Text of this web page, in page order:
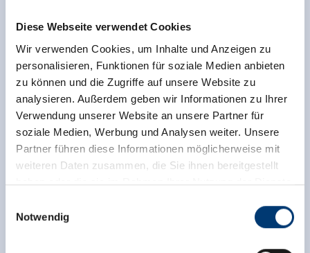
Diese Webseite verwendet Cookies
Wir verwenden Cookies, um Inhalte und Anzeigen zu
personalisieren, Funktionen für soziale Medien anbieten
zu können und die Zugriffe auf unsere Website zu
analysieren. Außerdem geben wir Informationen zu Ihrer
Verwendung unserer Website an unsere Partner für
soziale Medien, Werbung und Analysen weiter. Unsere
Partner führen diese Informationen möglicherweise mit
weiteren Daten zusammen, die Sie ihnen bereitgestellt
haben oder die sie im Rahmen Ihrer Nutzung der Dienste
Notwendig